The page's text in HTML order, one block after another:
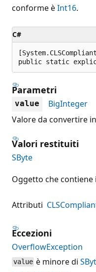
conforme èInt16.
C#
public static
Parametri
value
BigInteger
Valore da convertire
Valori restituiti
SByte
Oggetto che contiene
Attributi
Eccezioni
OverflowException
value è minore di